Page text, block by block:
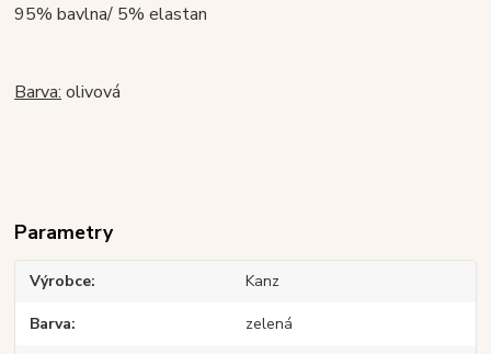
95% bavlna/ 5% elastan
Barva: olivová
Parametry
Výrobce Kanz
Barva zelená